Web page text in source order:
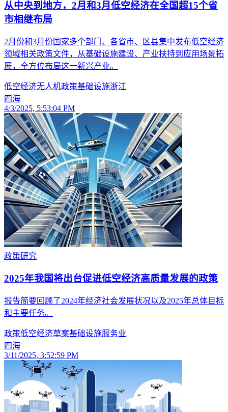
从中央到地方，2月和3月低空经济在全国超15个省
市相继布局
2月份和3月份国家多个部门、各省市、区县集中发布低空经济
领域相关政策文件，从基础设施建设、产业扶持到应用场景拓
展，全方位布局这一新兴产业。
低空经济无人机政策基础设施浙江
四海
4/3/2025, 5:53:04 PM
政策研究
2025年我国将出台促进低空经济高质量发展的政策
报告简要回顾了2024年经济社会发展状况以及2025年总体目标
和主要任务。
政策低空经济草案基础设施服务业
四海
3/11/2025, 3:52:59 PM